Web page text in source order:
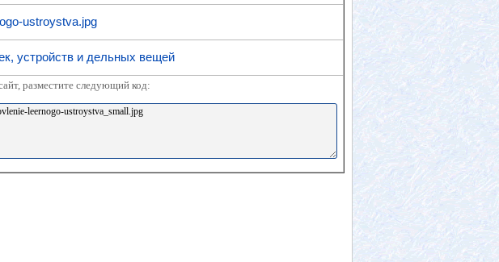
ustroystva.jpg
устройств и дельных вещей
разместите следующий код: